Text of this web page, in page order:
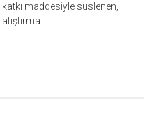
maddesiyle süslenen,